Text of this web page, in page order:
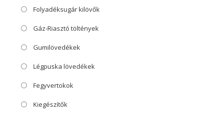
Folyadéksugár kilövők
Gáz-Riasztó töltények
Gumilövedékek
Légpuska lövedékek
Fegyvertokok
Kiegészítők